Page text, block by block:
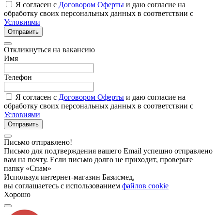
Я согласен с Договором Оферты и даю согласие на
обработку своих персональных данных в соответствии с
Условиями
Отправить
Откликнуться на вакансию
Имя
Телефон
Я согласен с Договором Оферты и даю согласие на
обработку своих персональных данных в соответствии с
Условиями
Отправить
Письмо отправлено!
Письмо для подтверждения вашего Email успешно отправлено
вам на почту. Если письмо долго не приходит, проверьте
папку «Спам»
Используя интернет-магазин Базисмед,
вы соглашаетесь с использованием файлов cookie
Хорошо